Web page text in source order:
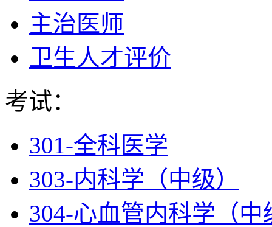
主治医师
卫生人才评价
考试：
301-全科医学
303-内科学（中级）
304-心血管内科学（中